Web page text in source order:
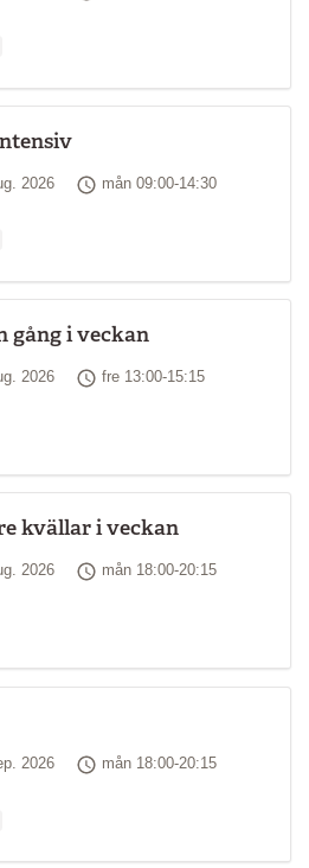
2026 Tid
mån 09:00-14:30
gång i veckan
2026 Tid
fre 13:00-15:15
kvällar i veckan
2026 Tid
mån 18:00-20:15
2026 Tid
mån 18:00-20:15